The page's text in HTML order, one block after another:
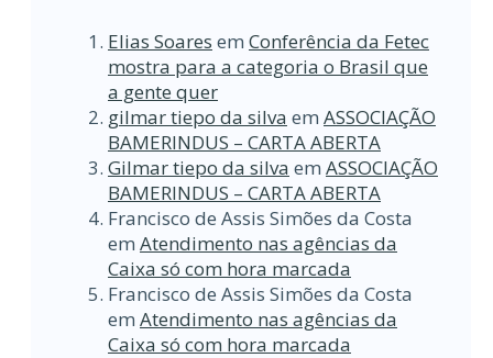
Elias Soares em Conferência da Fetec
mostra para a categoria o Brasil que
a gente quer
gilmar tiepo da silva em ASSOCIAÇÃO
BAMERINDUS – CARTA ABERTA
Gilmar tiepo da silva em ASSOCIAÇÃO
BAMERINDUS – CARTA ABERTA
Francisco de Assis Simões da Costa
em Atendimento nas agências da
Caixa só com hora marcada
Francisco de Assis Simões da Costa
em Atendimento nas agências da
Caixa só com hora marcada